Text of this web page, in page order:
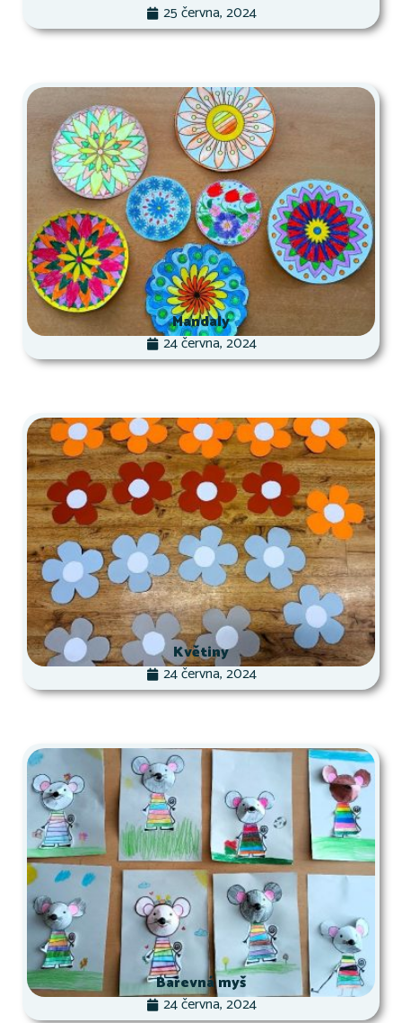
25 června, 2024
Mandaly
24 června, 2024
Květiny
24 června, 2024
Barevná myš
24 června, 2024